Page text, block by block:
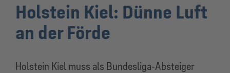
Holstein Kiel: Dünne Luft
an der Förde
Holstein Kiel muss als Bundesliga-Absteiger